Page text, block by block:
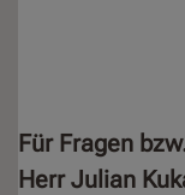
Für Fragen
Herr Julian